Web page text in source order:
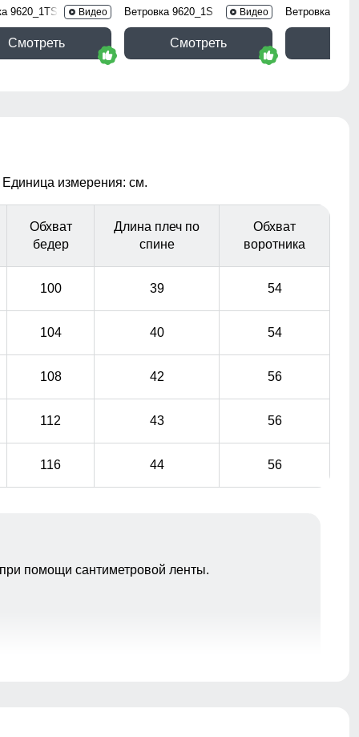
9620_1TS Видео
Смотреть
Ветровка 9620_1S Видео
Смотреть
Ветровка
Единица измерения: см.
Обхват
бедер
Длина плеч по
спине
Обхват
воротника
100 39 54
104 40 54
108 42 56
112 43 56
116 44 56
помощи сантиметровой ленты.